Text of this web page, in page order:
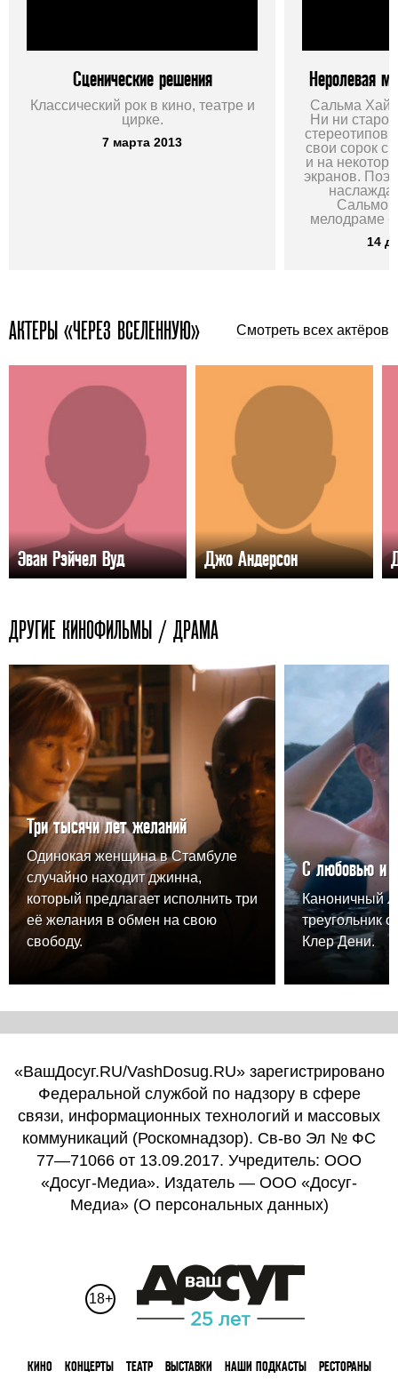
Сценические решения
Классический рок в кино, театре и
цирке.
7 марта 2013
Неролевая
Сальма
Ни ни
стереотипов.
свои сорок с
и на
экранов.
Сальмой
мелодраме
14
АКТЕРЫ «ЧЕРЕЗ ВСЕЛЕННУЮ» Смотреть всех актёров
Эван Рэйчел Вуд Джо Андерсон
ДРУГИЕ КИНОФИЛЬМЫ / ДРАМА
Три тысячи лет желаний
Одинокая женщина в Стамбуле
случайно находит джинна,
который предлагает исполнить три
её желания в обмен на свою
свободу.
С любовью и
Каноничный
треугольник
Клер Дени.
«ВашДосуг.RU/VashDosug.RU» зарегистрировано
Федеральной службой по надзору в сфере
связи, информационных технологий и массовых
коммуникаций (Роскомнадзор). Св-во Эл № ФС
77—71066 от 13.09.2017. Учредитель: ООО
«Досуг-Медиа». Издатель — ООО «Досуг-
Медиа» (О персональных данных)
18+
КИНО КОНЦЕРТЫ ТЕАТР ВЫСТАВКИ НАШИ ПОДКАСТЫ РЕСТОРАНЫ